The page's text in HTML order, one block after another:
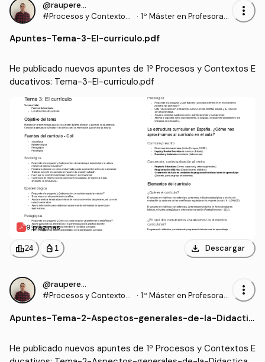
@rauperez25
#Procesos y Contextos
· 1º Máster en Profesorad
aria Obligatoria y Bachill
onal y Enseñanzas de Idi
more_vert
Apuntes-Tema-3-El-curriculo.pdf
He publicado nuevos apuntes de 1º Procesos y Contextos E
ducativos: Tema-3-El-curriculo.pdf
9 páginas
leaderboard24 personal_bag 1 download Descargar
@rauperez25
#Procesos y Contextos
· 1º Máster en Profesorad
aria Obligatoria y Bachill
onal y Enseñanzas de Idi
more_vert
Apuntes-Tema-2-Aspectos-generales-de-la-Didactic
He publicado nuevos apuntes de 1º Procesos y Contextos E